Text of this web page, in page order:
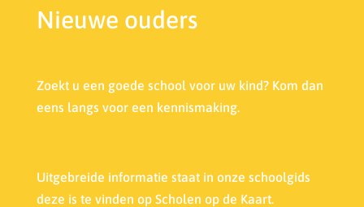
Nieuwe ouders
Zoekt u een goede school voor uw kind? Kom dan
eens langs voor een kennismaking.
Uitgebreide informatie staat in onze schoolgids
deze is te vinden op Scholen op de Kaart.